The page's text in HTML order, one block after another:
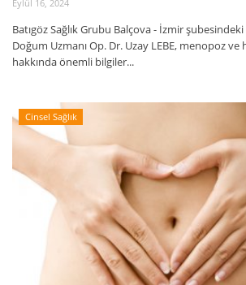
Eylül 16, 2024
Batıgöz Sağlık Grubu Balçova - İzmir şubesindeki
Doğum Uzmanı Op. Dr. Uzay LEBE, menopoz
hakkında önemli bilgiler...
Cinsel Sağlık